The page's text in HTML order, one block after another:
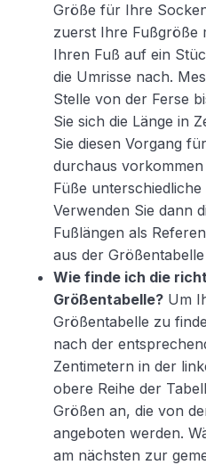
Größe für Ihre
zuerst Ihre Fußgröße
Ihren Fuß auf ein
die Umrisse nach.
Stelle von der Ferse
Sie sich die Länge in
Sie diesen Vorgang
durchaus vorkommen
Füße
Verwenden Sie dann
Fußlängen als
aus der
Wie finde ich die
Größentabelle? Um
Größentabelle zu
nach der
Zentimetern in der
obere Reihe der
Größen an, die von
angeboten werden.
am nächsten zur